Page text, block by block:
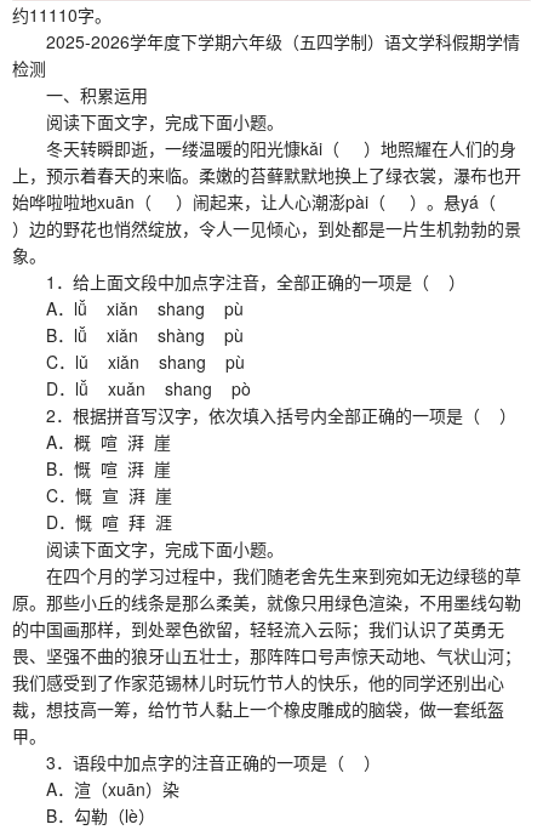
约11110字。
2025-2026学年度下学期六年级（五四学制）语文学科假期学情
检测
一、积累运用
阅读下面文字，完成下面小题。
冬天转瞬即逝，一缕温暖的阳光慷kǎi（ ）地照耀在人们的身
上，预示着春天的来临。柔嫩的苔藓默默地换上了绿衣裳，瀑布也开
始哗啦啦地xuān（ ）闹起来，让人心潮澎pài（ ）。悬yá（
）边的野花也悄然绽放，令人一见倾心，到处都是一片生机勃勃的景
象。
1．给上面文段中加点字注音，全部正确的一项是（ ）
A．lǚ xiǎn shang pù
B．lǚ xiǎn shàng pù
C．lǔ xiǎn shang pù
D．lǚ xuǎn shang pò
2．根据拼音写汉字，依次填入括号内全部正确的一项是（ ）
A．概 喧 湃 崖
B．慨 喧 湃 崖
C．慨 宣 湃 崖
D．慨 喧 拜 涯
阅读下面文字，完成下面小题。
在四个月的学习过程中，我们随老舍先生来到宛如无边绿毯的草
原。那些小丘的线条是那么柔美，就像只用绿色渲染，不用墨线勾勒
的中国画那样，到处翠色欲留，轻轻流入云际；我们认识了英勇无
畏、坚强不曲的狼牙山五壮士，那阵阵口号声惊天动地、气状山河；
我们感受到了作家范锡林儿时玩竹节人的快乐，他的同学还别出心
裁，想技高一筹，给竹节人黏上一个橡皮雕成的脑袋，做一套纸盔
甲。
3．语段中加点字的注音正确的一项是（ ）
A．渲（xuān）染
B．勾勒（lè）